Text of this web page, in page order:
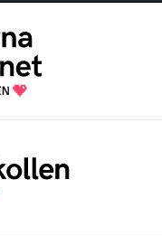
folkets
drivs av